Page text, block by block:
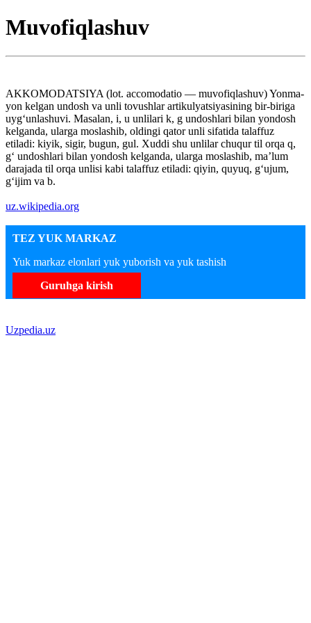
Muvofiqlashuv
AKKOMODATSIYA (lot. accomodatio — muvofiqlashuv) Yonma-
yon kelgan undosh va unli tovushlar artikulyatsiyasining bir-biriga
uygʻunlashuvi. Masalan, i, u unlilari k, g undoshlari bilan yondosh
kelganda, ularga moslashib, oldingi qator unli sifatida talaffuz
etiladi: kiyik, sigir, bugun, gul. Xuddi shu unlilar chuqur til orqa q,
gʻ undoshlari bilan yondosh kelganda, ularga moslashib, maʼlum
darajada til orqa unlisi kabi talaffuz etiladi: qiyin, quyuq, gʻujum,
gʻijim va b.
uz.wikipedia.org
TEZ YUK MARKAZ
Yuk markaz elonlari yuk yuborish va yuk tashish
Guruhga kirish
Uzpedia.uz